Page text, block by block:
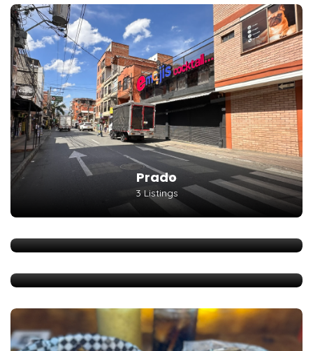
Prado
3 Listings
Primera Estación
Quitasol